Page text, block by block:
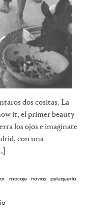
dos cositas. La
it, el primer beauty
los ojos e imagínate
con una
· masaje · novias · peluquería ·